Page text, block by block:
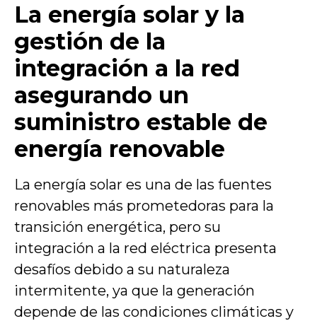
La energía solar y la
gestión de la
integración a la red
asegurando un
suministro estable de
energía renovable
La energía solar es una de las fuentes
renovables más prometedoras para la
transición energética, pero su
integración a la red eléctrica presenta
desafíos debido a su naturaleza
intermitente, ya que la generación
depende de las condiciones climáticas y